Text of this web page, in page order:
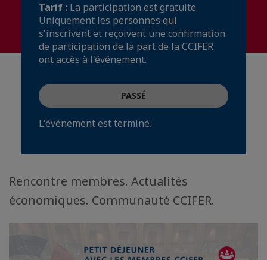
Tarif : La participation est gratuite.
Uniquement les personnes qui
s'inscrivent et reçoivent une confirmation
de participation de la part de la CCIFER
ont accès à l'événement.
PASSÉ
L'événement est terminé.
Rencontre membres. Actualités
économiques. Communauté CCIFER.